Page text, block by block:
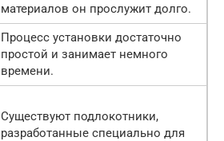
материалов он прослужит долго.
Процесс установки достаточно
простой и занимает немного
времени.
Существуют подлокотники,
разработанные специально для